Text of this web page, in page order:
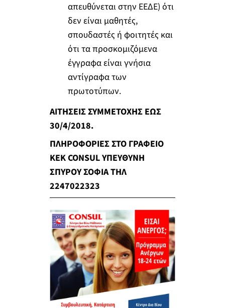
απευθύνεται στην ΕΕΔΕ) ότι
δεν είναι μαθητές,
σπουδαστές ή φοιτητές και
ότι τα προσκομιζόμενα
έγγραφα είναι γνήσια
αντίγραφα των
πρωτοτύπων.
ΑΙΤΗΣΕΙΣ ΣΥΜΜΕΤΟΧΗΣ ΕΩΣ
30/4/2018.
ΠΛΗΡΟΦΟΡΙΕΣ ΣΤΟ ΓΡΑΦΕΙΟ
ΚΕΚ CONSUL ΥΠΕΥΘΥΝΗ
ΣΠΥΡΟΥ ΣΟΦΙΑ ΤΗΛ
2247022323